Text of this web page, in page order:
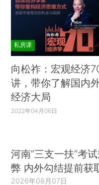
私房课
向松祚：宏观经济
讲，带你了解国内
经济大局
2022年04月06日
河南“三支一扶”考
弊 内外勾结提前获
2026年08月07日